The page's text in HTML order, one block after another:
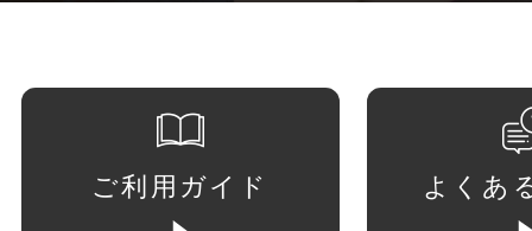
ご利用ガイド よくあ